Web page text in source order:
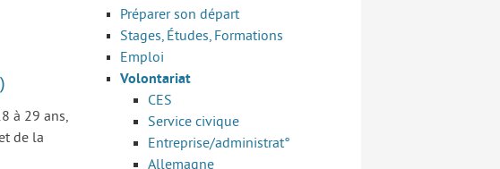
à 29 ans,
de la
Préparer son départ
Stages, Études, Formations
Emploi
Volontariat
CES
Service civique
Entreprise/administrat°
Allemagne